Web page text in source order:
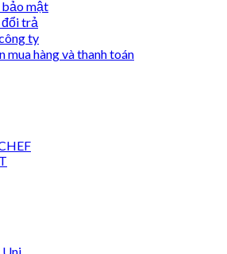
bảo mật
đổi trả
ty
mua hàng và thanh toán